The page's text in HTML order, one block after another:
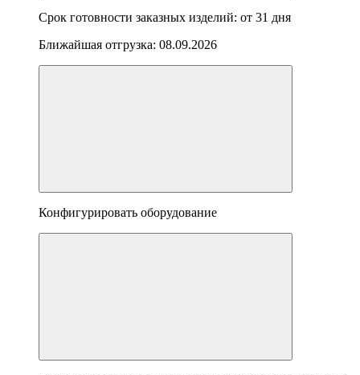
Срок готовности заказных изделий: от 31 дня
Ближайшая отгрузка: 08.09.2026
Конфигурировать оборудование